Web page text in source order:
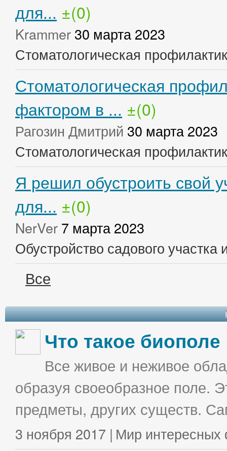
для... ±(0)
Krammer 30 марта 2023
Стоматологическая
Стоматологическая
фактором в ... ±(0)
Рагозин Дмитрий 30 марта 2023
Стоматологическая
Я решил обустроить свой
для... ±(0)
NerVer 7 марта 2023
Обустройство садового
Все
Что такое биополе
Все живое и неживое
образуя своеобразное поле.
предметы, других существ.
3 ноября 2017 | Мир интересных